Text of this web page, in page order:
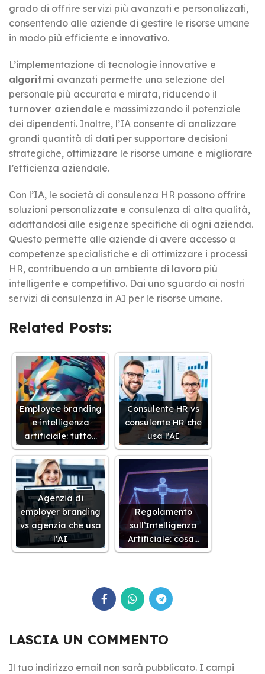
grado di offrire servizi più avanzati e personalizzati,
consentendo alle aziende di gestire le risorse umane
in modo più efficiente e innovativo.
L’implementazione di tecnologie innovative e
algoritmi avanzati permette una selezione del
personale più accurata e mirata, riducendo il
turnover aziendale e massimizzando il potenziale
dei dipendenti. Inoltre, l’IA consente di analizzare
grandi quantità di dati per supportare decisioni
strategiche, ottimizzare le risorse umane e migliorare
l’efficienza aziendale.
Con l’IA, le società di consulenza HR possono offrire
soluzioni personalizzate e consulenza di alta qualità,
adattandosi alle esigenze specifiche di ogni azienda.
Questo permette alle aziende di avere accesso a
competenze specialistiche e di ottimizzare i processi
HR, contribuendo a un ambiente di lavoro più
intelligente e competitivo. Dai uno sguardo ai nostri
servizi di consulenza in AI per le risorse umane.
Related Posts:
Employee branding
e intelligenza
artificiale: tutto…
Consulente HR vs
consulente HR che
usa l'AI
Agenzia di
employer branding
vs agenzia che usa
l'AI
Regolamento
sull’Intelligenza
Artificiale: cosa…
LASCIA UN COMMENTO
Il tuo indirizzo email non sarà pubblicato. I campi